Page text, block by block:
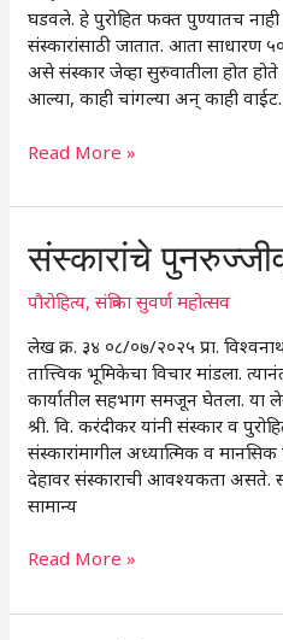
घडवले. हे पुरोहित फक्त पुण्यातच नाही
संस्कारांसाठी जातात. आता साधारण
असे संस्कार जेव्हा सुरुवातीला होत होते
आल्या, काही चांगल्या अन् काही वाईट.
Read More »
संस्कारांचे
पौरोहित्य,संत्रिका सुवर्ण महोत्सव
लेख क्र. ३४ ०८/०७/२०२५ प्रा.
तात्त्विक भूमिकेचा विचार मांडला.
कार्यातील सहभाग समजून घेतला. या
श्री. वि. करंदीकर यांनी संस्कार व
संस्कारांमागील अध्यात्मिक व
देहावर संस्काराची आवश्यकता असते.
सामान्य
संस्कारांचे
पुनरुज्जीवन
Read More »